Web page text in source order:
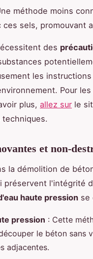
méthode moins
sels, promouvant
des
les
Pour
plus, allez sur le
et non-
la démolition de
préservent l'intégrité
haute pression se
pression : Cette
le béton sans
adjacentes.